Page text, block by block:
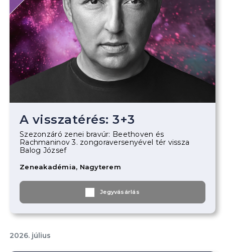
A visszatérés: 3+3
Szezonzáró zenei bravúr: Beethoven és
Rachmaninov 3. zongoraversenyével tér vissza
Balog József
Zeneakadémia, Nagyterem
Jegyvásárlás
2026. július